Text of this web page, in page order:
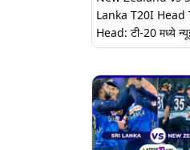
Lanka T20I Head
Head: टी-20 मध्ये
आणि श्रीलंका
आकडेवारी